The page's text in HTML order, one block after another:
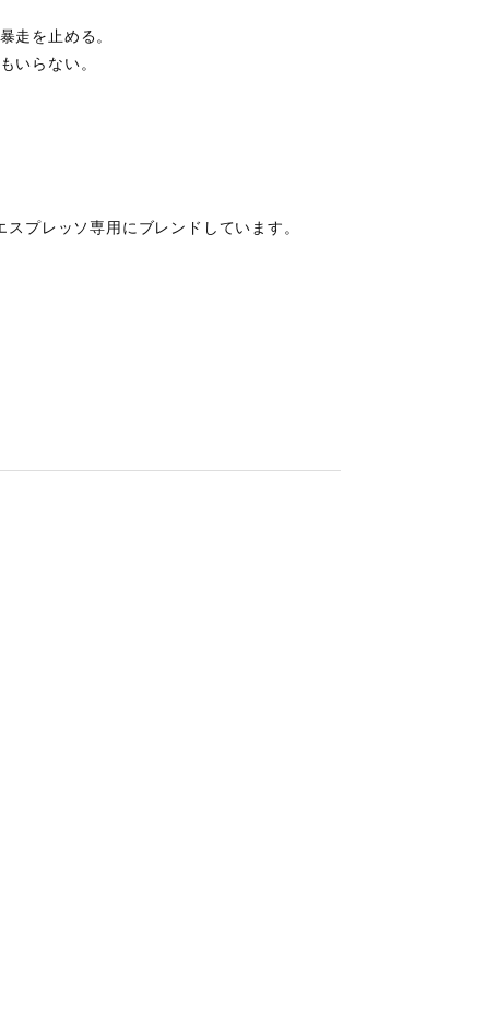
走を止める。
いらない。
プレッソ専用にブレンドしています。